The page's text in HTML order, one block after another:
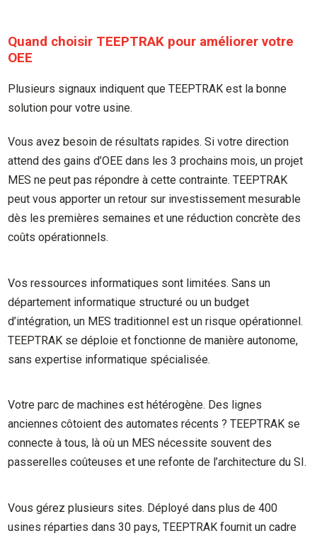
Quand choisir TEEPTRAK pour améliorer votre
OEE
Plusieurs signaux indiquent que TEEPTRAK est la bonne
solution pour votre usine.
Vous avez besoin de résultats rapides. Si votre direction
attend des gains d’OEE dans les 3 prochains mois, un projet
MES ne peut pas répondre à cette contrainte. TEEPTRAK
peut vous apporter un retour sur investissement mesurable
dès les premières semaines et une réduction concrète des
coûts opérationnels.
Vos ressources informatiques sont limitées. Sans un
département informatique structuré ou un budget
d’intégration, un MES traditionnel est un risque opérationnel.
TEEPTRAK se déploie et fonctionne de manière autonome,
sans expertise informatique spécialisée.
Votre parc de machines est hétérogène. Des lignes
anciennes côtoient des automates récents ? TEEPTRAK se
connecte à tous, là où un MES nécessite souvent des
passerelles coûteuses et une refonte de l’architecture du SI.
Vous gérez plusieurs sites. Déployé dans plus de 400
usines réparties dans 30 pays, TEEPTRAK fournit un cadre